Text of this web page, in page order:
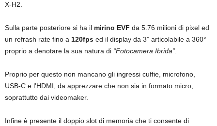
X-H2.
Sulla parte posteriore si ha il mirino EVF da 5.76 milioni di pixel ed
un refrash rate fino a 120fps ed il display da 3” articolabile a 360°
proprio a denotare la sua natura di “Fotocamera Ibrida”
Proprio per questo non mancano gli ingressi cuffie, microfono,
USB-C e l’HDMI, da apprezzare che non sia in formato micro,
soprattutto dai videomaker.
Infine è presente il doppio slot di memoria che ti consente di